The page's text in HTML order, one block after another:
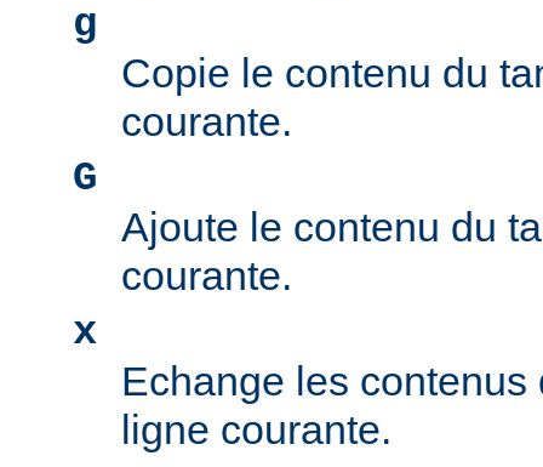
g
Copie le contenu du
courante.
G
Ajoute le contenu du
courante.
x
Echange les
ligne courante.